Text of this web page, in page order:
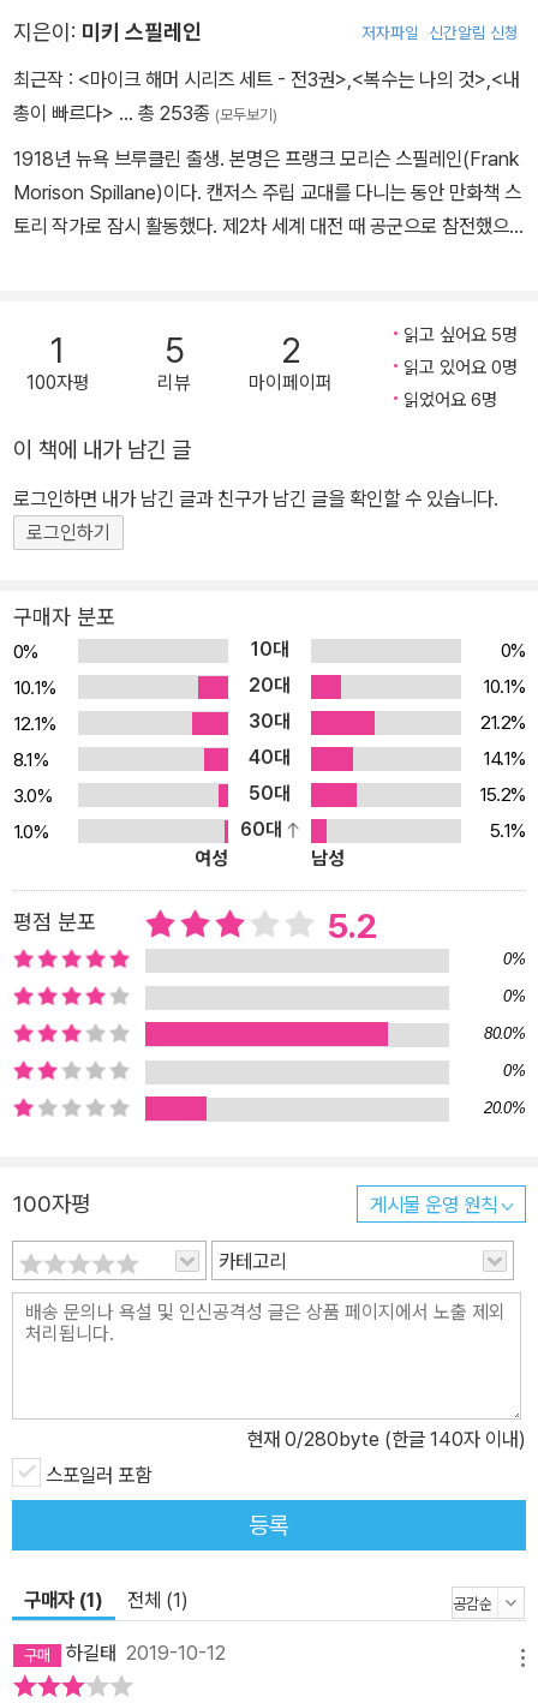
지은이: 미키 스필레인 저자파일 신간알림 신청
최근작 : <마이크 해머 시리즈 세트 - 전3권>,<복수는 나의 것>,<내
총이 빠르다> … 총 253종 (모두보기)
1918년 뉴욕 브루클린 출생. 본명은 프랭크 모리슨 스필레인(Frank
Morison Spillane)이다. 캔저스 주립 교대를 다니는 동안 만화책 스
토리 작가로 잠시 활동했다. 제2차 세계 대전 때 공군으로 참전했으
하드커버판은 잘 팔리지 않았지만, 이후 출간된 페이퍼백이 단숨에 1
000만 부가 판매되며 일약 스타 작가로 발돋움한다. 1947년부터 1
952년까지 5년 동안 일곱 편의 마이크 해머 시리즈를 출간하였다.
로 등장시켜, 사회악을 쳐부수는 영웅 노릇을 하게 하였다. 이후 10년
동안 장편 소설을 집필하지 않고 각종 잡지에 단편을 기고하는 등의
활동만 하다가 1962년 『걸헌터』를 시작으로 마이크 해머 시리즈를
콜롬보 시리즈 등의 영화와 TV쇼, CF 등에서 마이크 해머로 출현하
기도 했으며 1995년 에드거 상 시상식에서 그랜드 마스터의 칭호를
받았다. 2006년 췌장암으로 투병하다 자택에서 생을 마감했다.
1
100자평
5
리뷰
2
마이페이퍼
읽고 싶어요 5명
읽고 있어요 0명
읽었어요 6명
이 책에 내가 남긴 글
로그인하면 내가 남긴 글과 친구가 남긴 글을 확인할 수 있습니다.
로그인하기
구매자 분포
0% 10대
0%
10.1%
20대
10.1%
12.1%
30대
21.2%
8.1%
40대
14.1%
3.0%
50대
15.2%
1.0%
60대
5.1%
여성
남성
평점 분포 5.2
0%
0%
80.0%
0%
20.0%
100자평 게시물 운영 원칙
카테고리
현재 0/280byte (한글 140자 이내)
스포일러 포함
등록
구매자 (1) 전체 (1)
하길태 2019-10-12